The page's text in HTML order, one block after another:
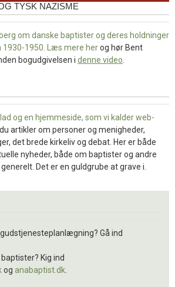
TYSK NAZISME
om danske baptister og deres holdninger
1930-1950. Læs mere herog hør Bent
bogudgivelsen i denne video
og en hjemmeside, som vi kalder web-
du artikler om personer og menigheder,
det brede kirkeliv og debat. Her er både
nyheder, både om baptister og andre
Det er en guldgrube at grave i.
Gå ind
Kig ind
og anabaptist.dk